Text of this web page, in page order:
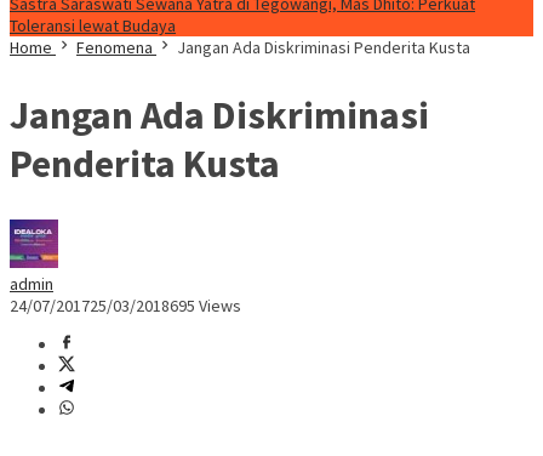
Toleransi lewat Budaya
Home
Fenomena Jangan Ada Diskriminasi Penderita Kusta
Jangan Ada Diskriminasi
Penderita Kusta
admin
24/07/201725/03/2018695 Views